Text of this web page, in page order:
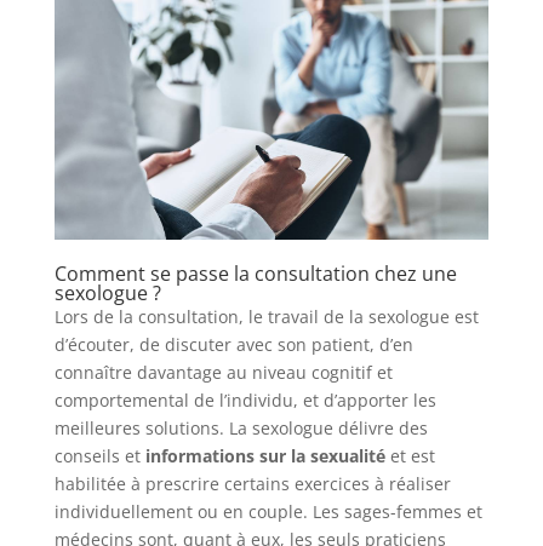
Comment se passe la consultation chez une
sexologue ?
Lors de la consultation, le travail de la sexologue est
d’écouter, de discuter avec son patient, d’en
connaître davantage au niveau cognitif et
comportemental de l’individu, et d’apporter les
meilleures solutions. La sexologue délivre des
conseils et informations sur la sexualitéet est
habilitée à prescrire certains exercices à réaliser
individuellement ou en couple. Les sages-femmes et
médecins sont, quant à eux, les seuls praticiens